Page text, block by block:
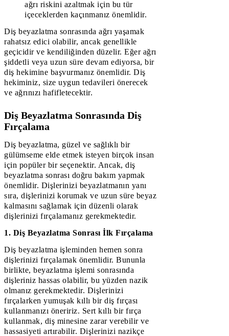
ağrı riskini azaltmak için bu tür
içeceklerden kaçınmanız önemlidir.
Diş beyazlatma sonrasında ağrı yaşamak
rahatsız edici olabilir, ancak genellikle
geçicidir ve kendiliğinden düzelir. Eğer ağrı
şiddetli veya uzun süre devam ediyorsa, bir
diş hekimine başvurmanız önemlidir. Diş
hekiminiz, size uygun tedavileri önerecek
ve ağrınızı hafifletecektir.
Diş Beyazlatma Sonrasında Diş
Fırçalama
Diş beyazlatma, güzel ve sağlıklı bir
gülümseme elde etmek isteyen birçok insan
için popüler bir seçenektir. Ancak, diş
beyazlatma sonrası doğru bakım yapmak
önemlidir. Dişlerinizi beyazlatmanın yanı
sıra, dişlerinizi korumak ve uzun süre beyaz
kalmasını sağlamak için düzenli olarak
dişlerinizi fırçalamanız gerekmektedir.
1. Diş Beyazlatma Sonrası İlk Fırçalama
Diş beyazlatma işleminden hemen sonra
dişlerinizi fırçalamak önemlidir. Bununla
birlikte, beyazlatma işlemi sonrasında
dişleriniz hassas olabilir, bu yüzden nazik
olmanız gerekmektedir. Dişlerinizi
fırçalarken yumuşak kıllı bir diş fırçası
kullanmanızı öneririz. Sert kıllı bir fırça
kullanmak, diş minesine zarar verebilir ve
hassasiyeti artırabilir. Dişlerinizi nazikçe